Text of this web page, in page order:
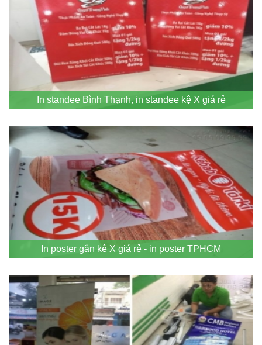
In standee Bình Thạnh, in standee kệ X giá rẻ
In poster gắn kệ X giá rẻ - in poster TPHCM